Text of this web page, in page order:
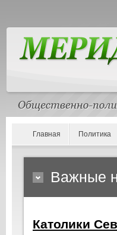
Главная Политика
Важные
Католики